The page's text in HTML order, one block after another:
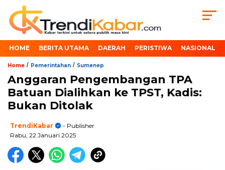
HOME BERITA UTAMA DAERAH PERISTIWA NASIONAL
Home / Pemerintahan / Sumenep
Anggaran Pengembangan TPA
Batuan Dialihkan ke TPST, Kadis:
Bukan Ditolak
TrendiKabar
- Publisher
Rabu, 22 Januari 2025